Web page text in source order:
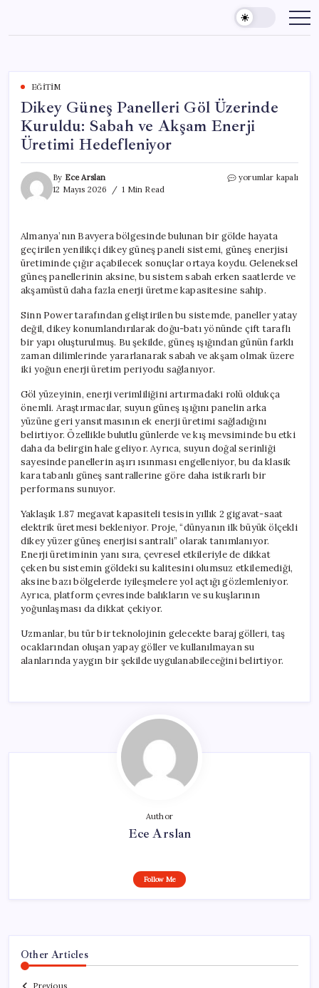
content
EĞITIM
Dikey Güneş Panelleri Göl Üzerinde
Kuruldu: Sabah ve Akşam Enerji
Üretimi Hedefleniyor
By Ece Arslan
12 Mayıs 2026
1 Min Read
Dikey
Kuruldu:
Sabah
ve
Akşam
Enerji
Üretimi
Hedefleniyor
için
yorumlar kapalı
Almanya’nın Bavyera bölgesinde bulunan bir gölde hayata
geçirilen yenilikçi dikey güneş paneli sistemi, güneş enerjisi
üretiminde çığır açabilecek sonuçlar ortaya koydu. Geleneksel
güneş panellerinin aksine, bu sistem sabah erken saatlerde ve
akşamüstü daha fazla enerji üretme kapasitesine sahip.
Sinn Power tarafından geliştirilen bu sistemde, paneller yatay
değil, dikey konumlandırılarak doğu-batı yönünde çift taraflı
bir yapı oluşturulmuş. Bu şekilde, güneş ışığından günün farklı
zaman dilimlerinde yararlanarak sabah ve akşam olmak üzere
iki yoğun enerji üretim periyodu sağlanıyor.
Göl yüzeyinin, enerji verimliliğini artırmadaki rolü oldukça
önemli. Araştırmacılar, suyun güneş ışığını panelin arka
yüzüne geri yansıtmasının ek enerji üretimi sağladığını
belirtiyor. Özellikle bulutlu günlerde ve kış mevsiminde bu etki
daha da belirgin hale geliyor. Ayrıca, suyun doğal serinliği
sayesinde panellerin aşırı ısınması engelleniyor, bu da klasik
kara tabanlı güneş santrallerine göre daha istikrarlı bir
performans sunuyor.
Yaklaşık 1.87 megavat kapasiteli tesisin yıllık 2 gigavat-saat
elektrik üretmesi bekleniyor. Proje, “dünyanın ilk büyük ölçekli
dikey yüzer güneş enerjisi santrali” olarak tanımlanıyor.
Enerji üretiminin yanı sıra, çevresel etkileriyle de dikkat
çeken bu sistemin göldeki su kalitesini olumsuz etkilemediği,
aksine bazı bölgelerde iyileşmelere yol açtığı gözlemleniyor.
Ayrıca, platform çevresinde balıkların ve su kuşlarının
yoğunlaşması da dikkat çekiyor.
Uzmanlar, bu tür bir teknolojinin gelecekte baraj gölleri, taş
ocaklarından oluşan yapay göller ve kullanılmayan su
alanlarında yaygın bir şekilde uygulanabileceğini belirtiyor.
Author
Ece Arslan
Follow Me
Other Articles